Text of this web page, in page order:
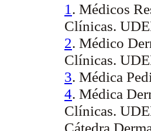
1 . Médicos
Clínicas.
2. Médico
Clínicas.
3. Médica
4. Médica
Clínicas.
Cátedra